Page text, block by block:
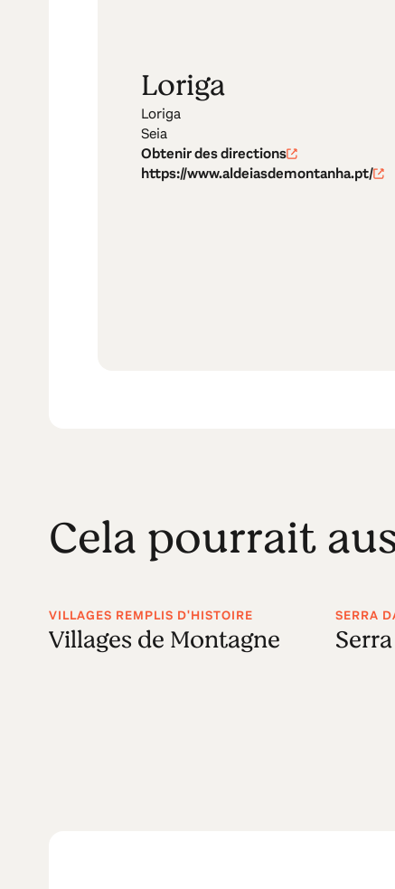
Loriga
Loriga
Seia
Obtenir des directions
https://www.aldeiasdemontanha.pt/
Cela pourrait
VILLAGES REMPLIS D'HISTOIRE
Villages de Montagne
SERRA